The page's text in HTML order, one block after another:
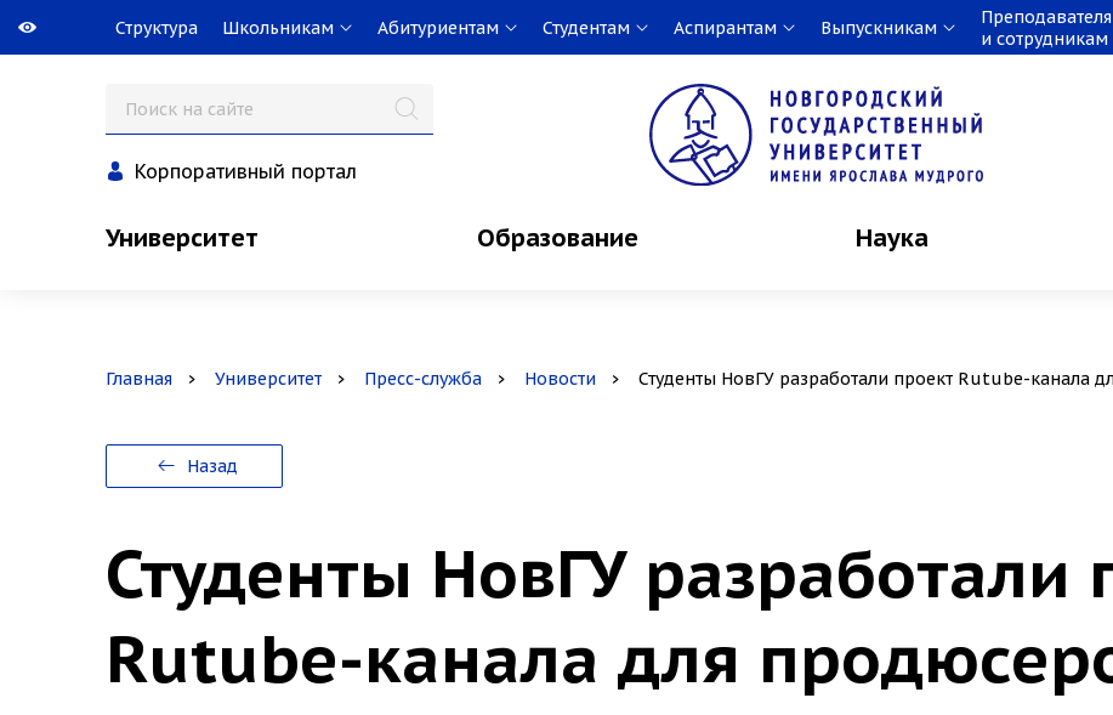
Структура Школьникам Абитуриентам Студентам Аспирантам Выпускникам
и сотрудникам
Корпоративный портал
Университет Образование Наука
Главная Университет Пресс-служба Новости Студенты НовГУ разработали проект Rutube-канала
Назад
Студенты НовГУ разработали
Rutube-канала для